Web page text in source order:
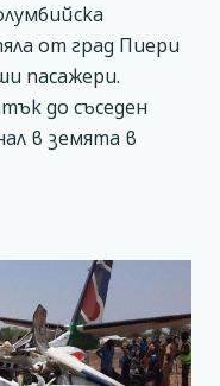
от град Пиери
пасажери.
до съседен
в земята в